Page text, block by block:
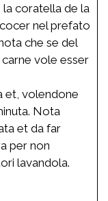
coratella de la
nel prefato
che se del
vole esser
et, volendone
Nota
et da far
per non
lavandola.